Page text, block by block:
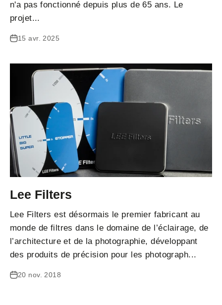
n'a pas fonctionné depuis plus de 65 ans. Le
projet...
15 avr. 2025
Lee Filters
Lee Filters est désormais le premier fabricant au
monde de filtres dans le domaine de l’éclairage, de
l’architecture et de la photographie, développant
des produits de précision pour les photograph...
20 nov. 2018